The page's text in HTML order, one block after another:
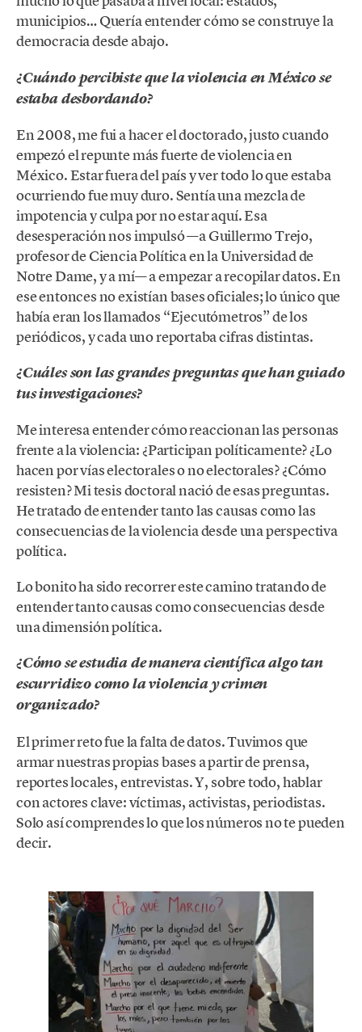
municipios… Quería entender cómo se construye la
democracia desde abajo.
¿Cuándo percibiste que la violencia en México se
estaba desbordando?
En 2008, me fui a hacer el doctorado, justo cuando
empezó el repunte más fuerte de violencia en
México. Estar fuera del país y ver todo lo que estaba
ocurriendo fue muy duro. Sentía una mezcla de
impotencia y culpa por no estar aquí. Esa
desesperación nos impulsó —a Guillermo Trejo,
profesor de Ciencia Política en la Universidad de
Notre Dame, y a mí— a empezar a recopilar datos. En
ese entonces no existían bases oficiales; lo único que
había eran los llamados “Ejecutómetros” de los
periódicos, y cada uno reportaba cifras distintas.
¿Cuáles son las grandes preguntas que han guiado
tus investigaciones?
Me interesa entender cómo reaccionan las personas
frente a la violencia: ¿Participan políticamente? ¿Lo
hacen por vías electorales o no electorales? ¿Cómo
resisten? Mi tesis doctoral nació de esas preguntas.
He tratado de entender tanto las causas como las
consecuencias de la violencia desde una perspectiva
política.
Lo bonito ha sido recorrer este camino tratando de
entender tanto causas como consecuencias desde
una dimensión política.
¿Cómo se estudia de manera científica algo tan
escurridizo como la violencia y crimen
organizado?
El primer reto fue la falta de datos. Tuvimos que
armar nuestras propias bases a partir de prensa,
reportes locales, entrevistas. Y, sobre todo, hablar
con actores clave: víctimas, activistas, periodistas.
Solo así comprendes lo que los números no te pueden
decir.